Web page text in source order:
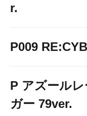
r.
P009
P アズール
ガー 79ver.